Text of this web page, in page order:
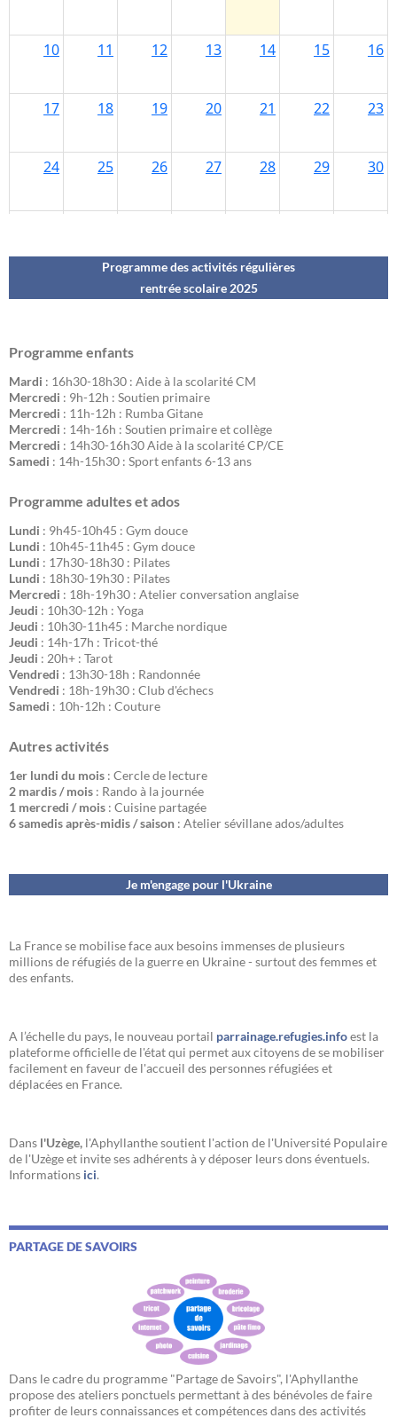
Programme des activités régulières
rentrée scolaire 2025
Programme enfants
Mardi : 16h30-18h30 : Aide à la scolarité CM
Mercredi : 9h-12h : Soutien primaire
Mercredi : 11h-12h : Rumba Gitane
Mercredi : 14h-16h : Soutien primaire et collège
Mercredi : 14h30-16h30 Aide à la scolarité CP/CE
Samedi : 14h-15h30 : Sport enfants 6-13 ans
Programme adultes et ados
Lundi : 9h45-10h45 : Gym douce
Lundi : 10h45-11h45 : Gym douce
Lundi : 17h30-18h30 : Pilates
Lundi : 18h30-19h30 : Pilates
Mercredi : 18h-19h30 : Atelier conversation anglaise
Jeudi : 10h30-12h : Yoga
Jeudi : 10h30-11h45 : Marche nordique
Jeudi : 14h-17h : Tricot-thé
Jeudi : 20h+ : Tarot
Vendredi : 13h30-18h : Randonnée
Vendredi : 18h-19h30 : Club d'échecs
Samedi : 10h-12h : Couture
Autres activités
1er lundi du mois : Cercle de lecture
2 mardis / mois : Rando à la journée
1 mercredi / mois : Cuisine partagée
6 samedis après-midis / saison : Atelier sévillane ados/adultes
Je m'engage pour l'Ukraine
La France se mobilise face aux besoins immenses de plusieurs
millions de réfugiés de la guerre en Ukraine - surtout des femmes et
des enfants.
A l’échelle du pays, le nouveau portail parrainage.refugies.infoest la
plateforme officielle de l'état qui permet aux citoyens de se mobiliser
facilement en faveur de l'accueil des personnes réfugiées et
déplacées en France.
Dans l'Uzège, l'Aphyllanthe soutient l'action de l'Université Populaire
de l'Uzège et invite ses adhérents à y déposer leurs dons éventuels.
Informations ici.
PARTAGE DE SAVOIRS
Dans le cadre du programme "Partage de Savoirs", l'Aphyllanthe
propose des ateliers ponctuels permettant à des bénévoles de faire
profiter de leurs connaissances et compétences dans des activités